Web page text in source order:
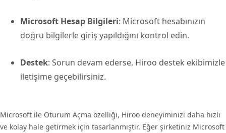
Microsoft Hesap Bilgileri: Microsoft hesabınızın
doğru bilgilerle giriş yapıldığını kontrol edin.
Destek: Sorun devam ederse, Hiroo destek ekibimizle
iletişime geçebilirsiniz.
Microsoft ile Oturum Açma özelliği, Hiroo deneyiminizi daha hızlı
ve kolay hale getirmek için tasarlanmıştır. Eğer şirketiniz Microsoft